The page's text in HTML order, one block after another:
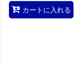
カートに入れる